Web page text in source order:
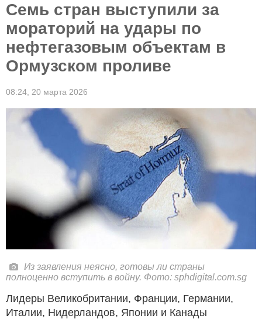
Семь стран выступили за
мораторий на удары по
нефтегазовым объектам в
Ормузском проливе
08:24, 20 марта 2026
Из заявления неясно, готовы ли страны
полноценно вступить в войну. Фото: sphdigital.com.sg
Лидеры Великобритании, Франции, Германии,
Италии, Нидерландов, Японии и Канады